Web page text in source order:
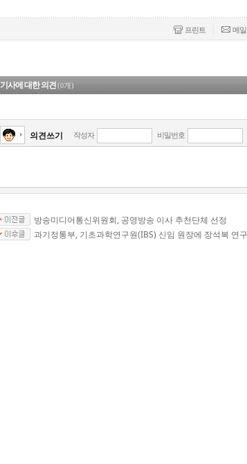
프린트 메
기사에 대한 의견(0개)
의견쓰기 작성자 비밀번호
방송미디어통신위원회, 공영방송 이사 추천단체 선정
과기정통부, 기초과학연구원(IBS) 신임 원장에 장석복 연